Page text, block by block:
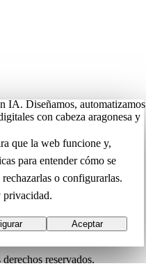
IA. Diseñamos, automatizamos
con cabeza aragonesa y
reservados.
que la web funcione y,
para entender cómo se
o configurarlas.
privacidad.
Aceptar